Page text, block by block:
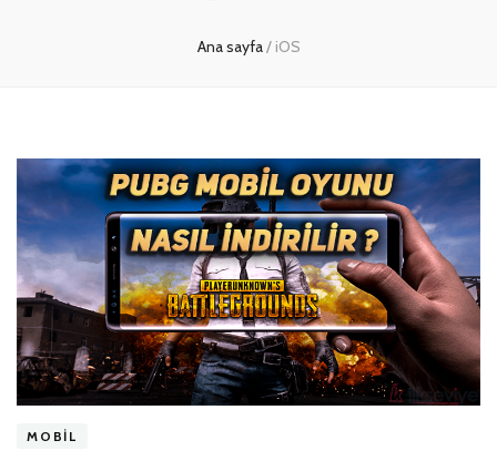
Ana sayfa/ iOS
MOBIL